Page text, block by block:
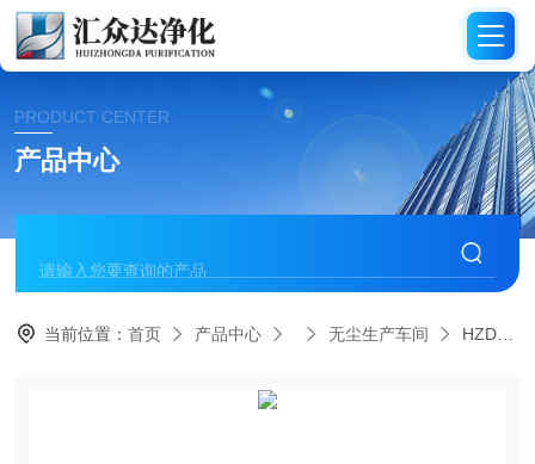
PRODUCT CENTER
产品中心
当前位置：首页 产品中心 无尘生产车间 HZD（烟台）印刷包装行业无尘车间建设要求